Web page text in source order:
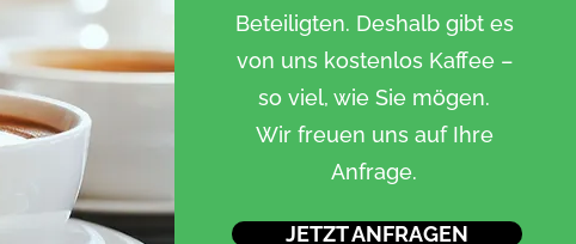
Beteiligten. Deshalb gibt es
von uns kostenlos Kaffee –
so viel, wie Sie mögen.
Wir freuen uns auf Ihre
Anfrage.
JETZT ANFRAGEN